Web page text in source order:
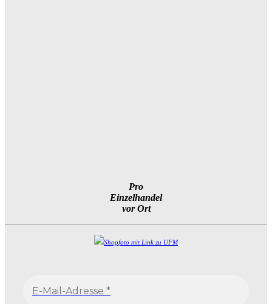
Pro
Einzelhandel
vor Ort
Shopfoto mit Link zu UFM